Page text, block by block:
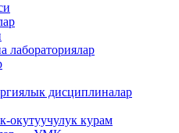
лабораториялар
дисциплиналар
окутуучулук курам